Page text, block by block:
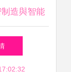
造與智能
賦能